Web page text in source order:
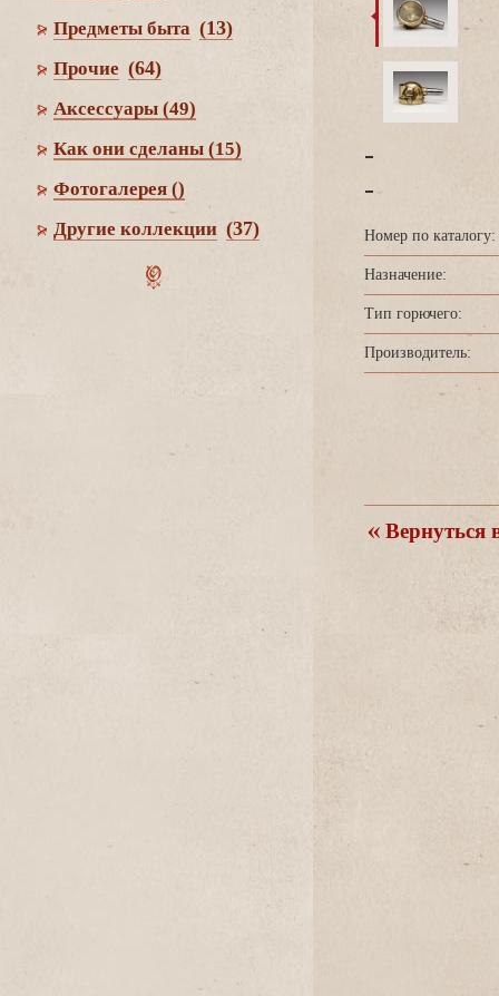
Предметы быта (13)
Прочие (64)
Аксессуары (49)
Как они сделаны (15)
Фотогалерея ()
Другие коллекции (37)
-
-
Номер по каталогу:
Назначение:
Тип горючего:
Производитель:
ернуться